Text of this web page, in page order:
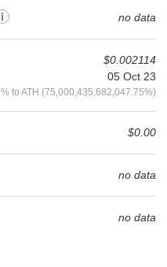
no data
$0.002114
05 Oct 23
% to ATH (75,000,435,682,047.75%)
$0.00
no data
no data